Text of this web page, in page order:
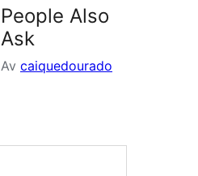
People Also
Ask
Av caiquedourado